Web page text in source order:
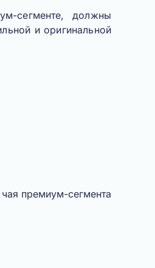
сегменте, должны
и оригинальной